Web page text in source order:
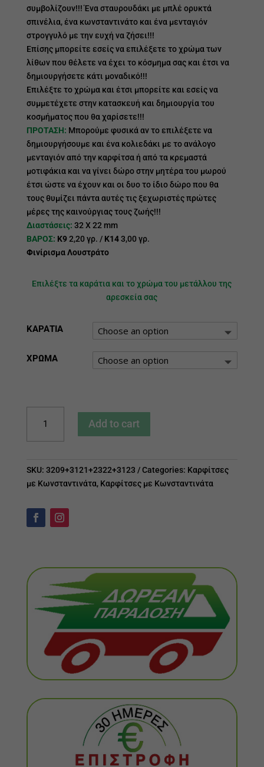
συμβολίζουν!!! Ένα σταυρουδάκι με μπλέ ορυκτά
σπινέλια, ένα κωνσταντινάτο και ένα μενταγιόν
στρογγυλό με την ευχή να ζήσει!!!
Επίσης μπορείτε εσείς να επιλέξετε το χρώμα των
λίθων που θέλετε να έχει το κόσμημα σας και έτσι να
δημιουργήσετε κάτι μοναδικό!!!
Επιλέξτε το χρώμα και έτσι μπορείτε και εσείς να
συμμετέχετε στην κατασκευή και δημιουργία του
κοσμήματος που θα χαρίσετε!!!
ΠΡΟΤΑΣΗ: Μπορούμε φυσικά αν το επιλέξετε να
δημιουργήσουμε και ένα κολιεδάκι με το ανάλογο
μενταγιόν από την καρφίτσα ή από τα κρεμαστά
μοτιφάκια και να γίνει δώρο στην μητέρα του μωρού
έτσι ώστε να έχουν και οι δυο το ίδιο δώρο που θα
τους θυμίζει πάντα αυτές τις ξεχωριστές πρώτες
μέρες της καινούργιας τους ζωής!!!
Διαστάσεις: 32 Χ 22 mm
ΒΑΡΟΣ: Κ92,20 γρ. / Κ143,00 γρ.
Φινίρισμα Λουστράτο
Επιλέξτε τα καράτια και το χρώμα του μετάλλου της
αρεσκεία σας
ΚΑΡΑΤΙΑ
ΧΡΩΜΑ
Κωνσταντινάτο
quantity
Add to cart
SKU: 3209+3121+2322+3123 Categories: Καρφίτσες
με Κωνσταντινάτα, Καρφίτσες με Κωνσταντινάτα